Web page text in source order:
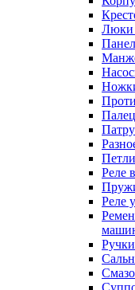
Люки
Реле
Реле